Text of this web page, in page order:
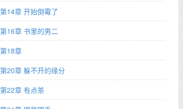
第14章 开始倒霉了
第16章 书里的男二
第18章
第20章 躲不开的缘分
第22章 有点茶